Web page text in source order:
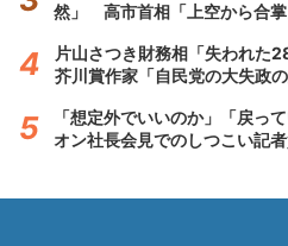
然」 高市首相「上空から合
片山さつき財務相「失われた
芥川賞作家「自民党の大失政の
「想定外でいいのか」「戻
オン社長会見でのしつこい記